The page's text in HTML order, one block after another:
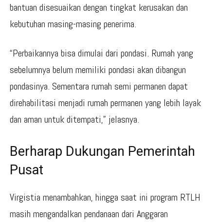
bantuan disesuaikan dengan tingkat kerusakan dan
kebutuhan masing-masing penerima.
“Perbaikannya bisa dimulai dari pondasi. Rumah yang
sebelumnya belum memiliki pondasi akan dibangun
pondasinya. Sementara rumah semi permanen dapat
direhabilitasi menjadi rumah permanen yang lebih layak
dan aman untuk ditempati,” jelasnya.
Berharap Dukungan Pemerintah
Pusat
Virgistia menambahkan, hingga saat ini program RTLH
masih mengandalkan pendanaan dari Anggaran